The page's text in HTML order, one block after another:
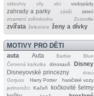
videohry
víly vlci vodopády
zahrady a parky zátiší
zimní
znamení zvěrokruhu
Zozoville
zvířata železnice ženy a dívky
MOTIVY PRO DĚTI
auta Auta Barbie
Blue
Červená karkulka
dinosauři
Disney
Disneyovské princezny
draci
Gorjuss
Harry Potter
hasičské vozy
jednorožci
Kačeři
kočkovité šelmy